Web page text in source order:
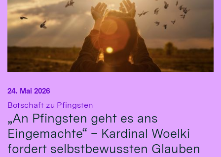
Botschaft zu Pfingsten
„An Pfingsten geht es ans
Eingemachte“ – Kardinal Woelki
fordert selbstbewussten Glauben
24. Mai 2026